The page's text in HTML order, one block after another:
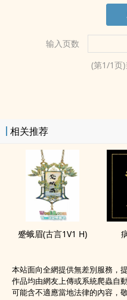
输入页数
(第1/1页
相关推荐
蹙蛾眉(古言1V1 H)
本站面向全網提供無差別服務，
作品均由網友上傳或系統爬蟲自
可能含不適應當地法律的內容，